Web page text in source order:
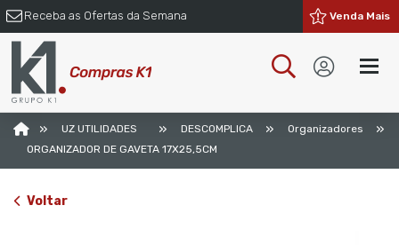
Receba as Ofertas da Semana Venda Mais
» UZ UTILIDADES » DESCOMPLICA » Organizadores »
ORGANIZADOR DE GAVETA 17X25,5CM
Voltar